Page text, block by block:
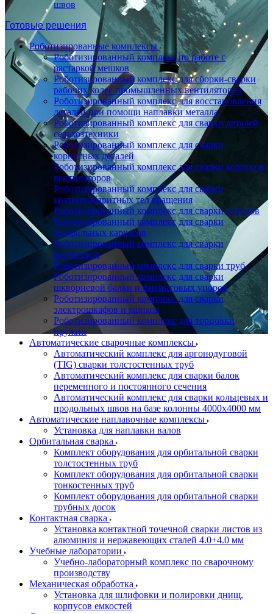
швов
Готовые решения
Роботизированные комплексы
Роботизированный комплекс по работе с
растаркой мешков
Роботизированный комплекс для сборки-сварки
рабочих колес промышленных вентиляторов
Роботизированный комплекс для восстановления
деталей при помощи наплавки металла
Роботизированный комплекс для сварки деталей
сельхозтехники
Роботизированный комплекс для сварки
корпусных деталей
Роботизированный комплекс для сварки корпусов
вентиляторов
Роботизированный комплекс для сварки
крупногабаритных тел вращения
Роботизированный комплекс для сварки отводов
Роботизированный комплекс для сварки
профильных каркасов
Роботизированный комплекс для сварки
ростверков
Роботизированный комплекс для сварки труб
Роботизированный комплекс для сварки
шкворневой балки и фитинговых упоров
Роботизированный комплекс для сварки
электрошкафов и ящиков
Роботизированный комплекс для торцовки
пружин
Автоматические сварочные комплексы
Автоматический комплекс для аргонодуговой
(TIG) сварки толстостенных труб
Автоматический комплекс для сварки балок
переменного и постоянного сечения
Автоматический комплекс для сварки кольцевых и
продольных швов на базе колонны 4000x4000 мм
Автоматические наплавочные комплексы
Установка для наплавки валов
Орбитальная сварка
Комплект оборудования для орбитальной сварки
толстостенных труб
Комплект оборудования для орбитальной сварки
тонкостенных труб
Комплект оборудования для орбитальной сварки
трубных досок
Контактная сварка
Установка контактной точечной сварки листов из
алюминия и нержавеющих сталей 4.0+4.0 мм
Учебные лаборатории
Учебно-лабораторный комплекс по сварочному
производству
Механическая обработка
Установка для шлифовки и полировки днищ,
корпусов емкостей